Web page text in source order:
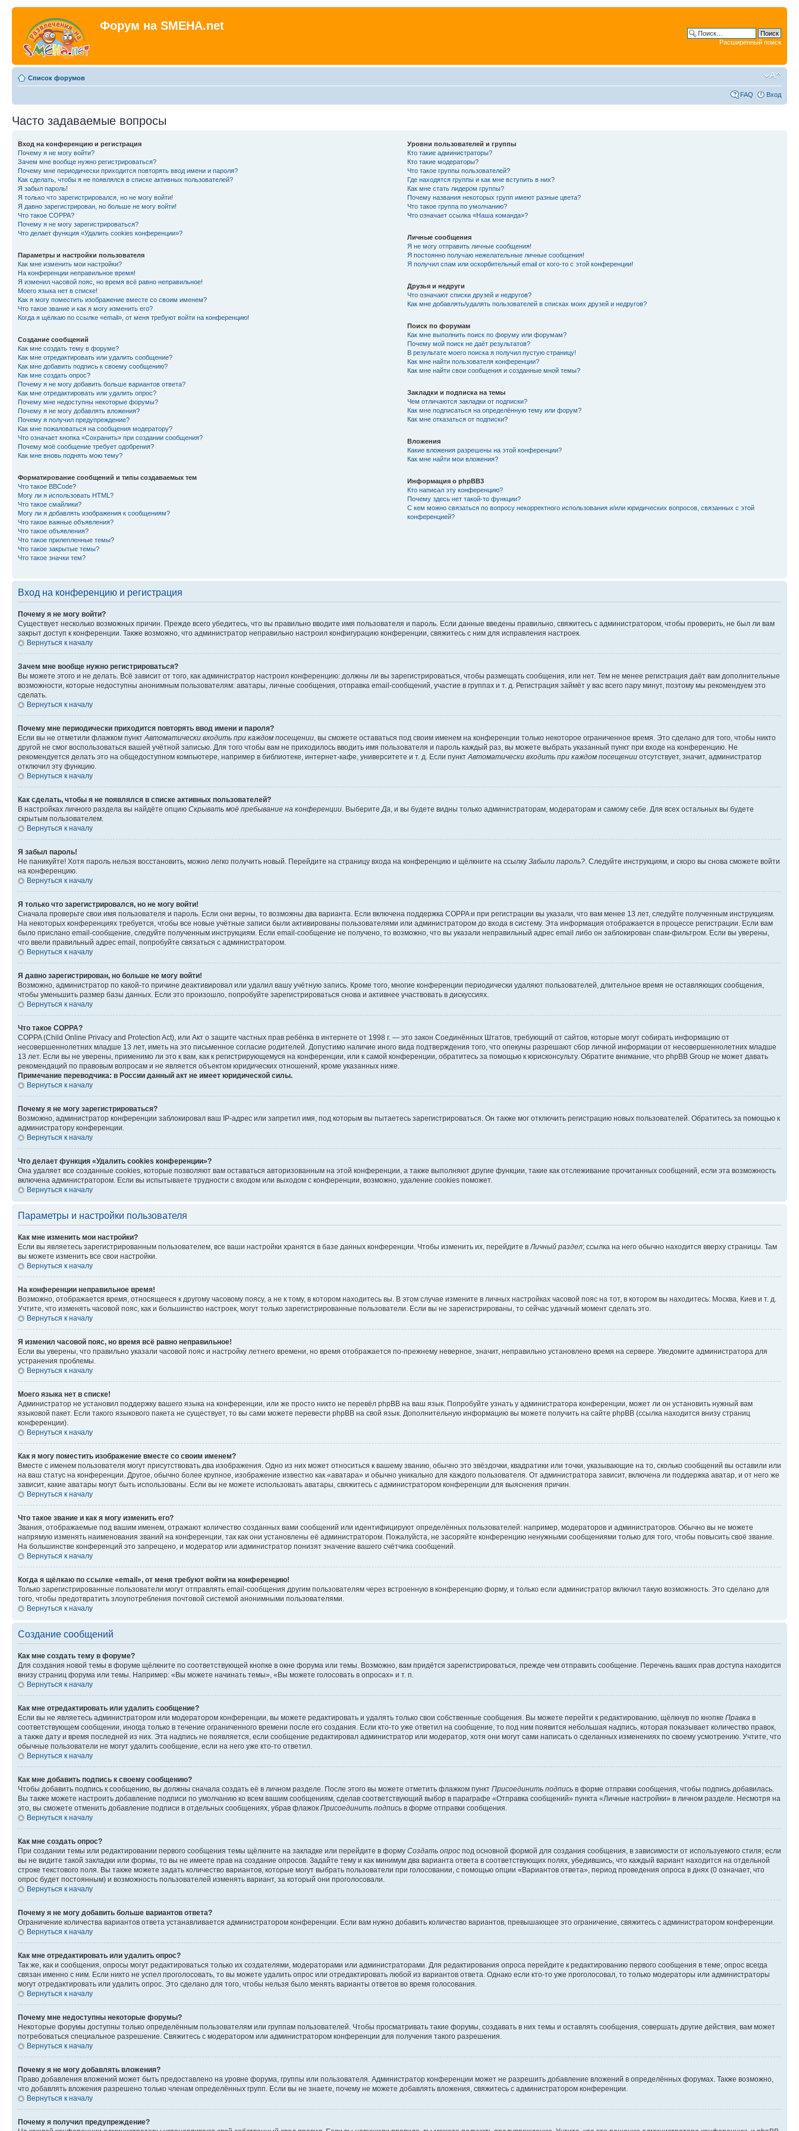
Форум на SMEHA.net
Расширенный поиск
Список форумов
FAQ Вход
Часто задаваемые вопросы
Вход на конференцию и регистрация
Почему я не могу войти?
Зачем мне вообще нужно регистрироваться?
Почему мне периодически приходится повторять ввод имени и пароля?
Как сделать, чтобы я не появлялся в списке активных пользователей?
Я забыл пароль!
Я только что зарегистрировался, но не могу войти!
Я давно зарегистрирован, но больше не могу войти!
Что такое COPPA?
Почему я не могу зарегистрироваться?
Что делает функция «Удалить cookies конференции»?
Параметры и настройки пользователя
Как мне изменить мои настройки?
На конференции неправильное время!
Я изменил часовой пояс, но время всё равно неправильное!
Моего языка нет в списке!
Как я могу поместить изображение вместе со своим именем?
Что такое звание и как я могу изменить его?
Когда я щёлкаю по ссылке «email», от меня требуют войти на конференцию!
Создание сообщений
Как мне создать тему в форуме?
Как мне отредактировать или удалить сообщение?
Как мне добавить подпись к своему сообщению?
Как мне создать опрос?
Почему я не могу добавить больше вариантов ответа?
Как мне отредактировать или удалить опрос?
Почему мне недоступны некоторые форумы?
Почему я не могу добавлять вложения?
Почему я получил предупреждение?
Как мне пожаловаться на сообщения модератору?
Что означает кнопка «Сохранить» при создании сообщения?
Почему моё сообщение требует одобрения?
Как мне вновь поднять мою тему?
Форматирование сообщений и типы создаваемых тем
Что такое BBCode?
Могу ли я использовать HTML?
Что такое смайлики?
Могу ли я добавлять изображения к сообщениям?
Что такое важные объявления?
Что такое объявления?
Что такое прилепленные темы?
Что такое закрытые темы?
Что такое значки тем?
Уровни пользователей и группы
Кто такие администраторы?
Кто такие модераторы?
Что такое группы пользователей?
Где находятся группы и как мне вступить в них?
Как мне стать лидером группы?
Почему названия некоторых групп имеют разные цвета?
Что такое группа по умолчанию?
Что означает ссылка «Наша команда»?
Личные сообщения
Я не могу отправить личные сообщения!
Я постоянно получаю нежелательные личные сообщения!
Я получил спам или оскорбительный email от кого-то с этой конференции!
Друзья и недруги
Что означают списки друзей и недругов?
Как мне добавлять/удалять пользователей в списках моих друзей и недругов?
Поиск по форумам
Как мне выполнить поиск по форуму или форумам?
Почему мой поиск не даёт результатов?
В результате моего поиска я получил пустую страницу!
Как мне найти пользователя конференции?
Как мне найти свои сообщения и созданные мной темы?
Закладки и подписка на темы
Чем отличаются закладки от подписки?
Как мне подписаться на определённую тему или форум?
Как мне отказаться от подписки?
Вложения
Какие вложения разрешены на этой конференции?
Как мне найти мои вложения?
Информация о phpBB3
Кто написал эту конференцию?
Почему здесь нет такой-то функции?
С кем можно связаться по вопросу некорректного использования и/или юридических вопросов, связанных с этой
конференцией?
Вход на конференцию и регистрация
Почему я не могу войти?
Существует несколько возможных причин. Прежде всего убедитесь, что вы правильно вводите имя пользователя и пароль. Если данные введены правильно, свяжитесь с администратором, чтобы проверить, не был ли вам
закрыт доступ к конференции. Также возможно, что администратор неправильно настроил конфигурацию конференции, свяжитесь с ним для исправления настроек.
Вернуться к началу
Зачем мне вообще нужно регистрироваться?
Вы можете этого и не делать. Всё зависит от того, как администратор настроил конференцию: должны ли вы зарегистрироваться, чтобы размещать сообщения, или нет. Тем не менее регистрация даёт вам дополнительные
возможности, которые недоступны анонимным пользователям: аватары, личные сообщения, отправка email-сообщений, участие в группах и т. д. Регистрация займёт у вас всего пару минут, поэтому мы рекомендуем это
сделать.
Вернуться к началу
Почему мне периодически приходится повторять ввод имени и пароля?
Если вы не отметили флажком пунктАвтоматически входить при каждом посещении, вы сможете оставаться под своим именем на конференции только некоторое ограниченное время. Это сделано для того, чтобы никто
другой не смог воспользоваться вашей учётной записью. Для того чтобы вам не приходилось вводить имя пользователя и пароль каждый раз, вы можете выбрать указанный пункт при входе на конференцию. Не
рекомендуется делать это на общедоступном компьютере, например в библиотеке, интернет-кафе, университете и т. д. Если пунктАвтоматически входить при каждом посещении отсутствует, значит, администратор
отключил эту функцию.
Вернуться к началу
Как сделать, чтобы я не появлялся в списке активных пользователей?
В настройках личного раздела вы найдёте опцию Скрывать моё пребывание на конференции. ВыберитеДа, и вы будете видны только администраторам, модераторам и самому себе. Для всех остальных вы будете
скрытым пользователем.
Вернуться к началу
Я забыл пароль!
Не паникуйте! Хотя пароль нельзя восстановить, можно легко получить новый. Перейдите на страницу входа на конференцию и щёлкните на ссылку Забыли пароль?. Следуйте инструкциям, и скоро вы снова сможете войти
на конференцию.
Вернуться к началу
Я только что зарегистрировался, но не могу войти!
Сначала проверьте свои имя пользователя и пароль. Если они верны, то возможны два варианта. Если включена поддержка COPPA и при регистрации вы указали, что вам менее 13 лет, следуйте полученным инструкциям.
На некоторых конференциях требуется, чтобы все новые учётные записи были активированы пользователями или администратором до входа в систему. Эта информация отображается в процессе регистрации. Если вам
было прислано email-сообщение, следуйте полученным инструкциям. Если email-сообщение не получено, то возможно, что вы указали неправильный адрес email либо он заблокирован спам-фильтром. Если вы уверены,
что ввели правильный адрес email, попробуйте связаться с администратором.
Вернуться к началу
Я давно зарегистрирован, но больше не могу войти!
Возможно, администратор по какой-то причине деактивировал или удалил вашу учётную запись. Кроме того, многие конференции периодически удаляют пользователей, длительное время не оставляющих сообщения,
чтобы уменьшить размер базы данных. Если это произошло, попробуйте зарегистрироваться снова и активнее участвовать в дискуссиях.
Вернуться к началу
Что такое COPPA?
COPPA (Child Online Privacy and Protection Act), или Акт о защите частных прав ребёнка в интернете от 1998 г. — это закон Соединённых Штатов, требующий от сайтов, которые могут собирать информацию от
несовершеннолетних младше 13 лет, иметь на это письменное согласие родителей. Допустимо наличие иного вида подтверждения того, что опекуны разрешают сбор личной информации от несовершеннолетних младше
13 лет. Если вы не уверены, применимо ли это к вам, как к регистрирующемуся на конференции, или к самой конференции, обратитесь за помощью к юрисконсульту. Обратите внимание, что phpBB Group не может давать
рекомендаций по правовым вопросам и не является объектом юридических отношений, кроме указанных ниже.
Примечание переводчика: в России данный акт не имеет юридической силы.
Вернуться к началу
Почему я не могу зарегистрироваться?
Возможно, администратор конференции заблокировал ваш IP-адрес или запретил имя, под которым вы пытаетесь зарегистрироваться. Он также мог отключить регистрацию новых пользователей. Обратитесь за помощью к
администратору конференции.
Вернуться к началу
Что делает функция «Удалить cookies конференции»?
Она удаляет все созданные cookies, которые позволяют вам оставаться авторизованным на этой конференции, а также выполняют другие функции, такие как отслеживание прочитанных сообщений, если эта возможность
включена администратором. Если вы испытываете трудности с входом или выходом с конференции, возможно, удаление cookies поможет.
Вернуться к началу
Параметры и настройки пользователя
Как мне изменить мои настройки?
Если вы являетесь зарегистрированным пользователем, все ваши настройки хранятся в базе данных конференции. Чтобы изменить их, перейдите вЛичный раздел; ссылка на него обычно находится вверху страницы. Там
вы можете изменить все свои настройки.
Вернуться к началу
На конференции неправильное время!
Возможно, отображается время, относящееся к другому часовому поясу, а не к тому, в котором находитесь вы. В этом случае измените в личных настройках часовой пояс на тот, в котором вы находитесь: Москва, Киев и т. д.
Учтите, что изменять часовой пояс, как и большинство настроек, могут только зарегистрированные пользователи. Если вы не зарегистрированы, то сейчас удачный момент сделать это.
Вернуться к началу
Я изменил часовой пояс, но время всё равно неправильное!
Если вы уверены, что правильно указали часовой пояс и настройку летнего времени, но время отображается по-прежнему неверное, значит, неправильно установлено время на сервере. Уведомите администратора для
устранения проблемы.
Вернуться к началу
Моего языка нет в списке!
Администратор не установил поддержку вашего языка на конференции, или же просто никто не перевёл phpBB на ваш язык. Попробуйте узнать у администратора конференции, может ли он установить нужный вам
языковой пакет. Если такого языкового пакета не существует, то вы сами можете перевести phpBB на свой язык. Дополнительную информацию вы можете получить на сайте phpBB (ссылка находится внизу страниц
конференции).
Вернуться к началу
Как я могу поместить изображение вместе со своим именем?
Вместе с именем пользователя могут присутствовать два изображения. Одно из них может относиться к вашему званию, обычно это звёздочки, квадратики или точки, указывающие на то, сколько сообщений вы оставили или
на ваш статус на конференции. Другое, обычно более крупное, изображение известно как «аватара» и обычно уникально для каждого пользователя. От администратора зависит, включена ли поддержка аватар, и от него же
зависит, какие аватары могут быть использованы. Если вы не можете использовать аватары, свяжитесь с администратором конференции для выяснения причин.
Вернуться к началу
Что такое звание и как я могу изменить его?
Звания, отображаемые под вашим именем, отражают количество созданных вами сообщений или идентифицируют определённых пользователей: например, модераторов и администраторов. Обычно вы не можете
напрямую изменять наименования званий на конференции, так как они установлены её администратором. Пожалуйста, не засоряйте конференцию ненужными сообщениями только для того, чтобы повысить своё звание.
На большинстве конференций это запрещено, и модератор или администратор понизят значение вашего счётчика сообщений.
Вернуться к началу
Когда я щёлкаю по ссылке «email», от меня требуют войти на конференцию!
Только зарегистрированные пользователи могут отправлять email-сообщения другим пользователям через встроенную в конференцию форму, и только если администратор включил такую возможность. Это сделано для
того, чтобы предотвратить злоупотребления почтовой системой анонимными пользователями.
Вернуться к началу
Создание сообщений
Как мне создать тему в форуме?
Для создания новой темы в форуме щёлкните по соответствующей кнопке в окне форума или темы. Возможно, вам придётся зарегистрироваться, прежде чем отправить сообщение. Перечень ваших прав доступа находится
внизу страниц форума или темы. Например: «Вы можете начинать темы», «Вы можете голосовать в опросах» и т. п.
Вернуться к началу
Как мне отредактировать или удалить сообщение?
Если вы не являетесь администратором или модератором конференции, вы можете редактировать и удалять только свои собственные сообщения. Вы можете перейти к редактированию, щёлкнув по кнопке Правка в
соответствующем сообщении, иногда только в течение ограниченного времени после его создания. Если кто-то уже ответил на сообщение, то под ним появится небольшая надпись, которая показывает количество правок,
а также дату и время последней из них. Эта надпись не появляется, если сообщение редактировал администратор или модератор, хотя они могут сами написать о сделанных изменениях по своему усмотрению. Учтите, что
обычные пользователи не могут удалить сообщение, если на него уже кто-то ответил.
Вернуться к началу
Как мне добавить подпись к своему сообщению?
Чтобы добавить подпись к сообщению, вы должны сначала создать её в личном разделе. После этого вы можете отметить флажком пункт Присоединить подпись в форме отправки сообщения, чтобы подпись добавилась.
Вы также можете настроить добавление подписи по умолчанию ко всем вашим сообщениям, сделав соответствующий выбор в параграфе «Отправка сообщений» пункта «Личные настройки» в личном разделе. Несмотря на
это, вы сможете отменить добавление подписи в отдельных сообщениях, убрав флажок Присоединить подпись в форме отправки сообщения.
Вернуться к началу
Как мне создать опрос?
При создании темы или редактировании первого сообщения темы щёлкните на закладке или перейдите в форму Создать опрос под основной формой для создания сообщения, в зависимости от используемого стиля; если
вы не видите такой закладки или формы, то вы не имеете прав на создание опросов. Задайте тему и как минимум два варианта ответа в соответствующих полях, убедившись, что каждый вариант находится на отдельной
строке текстового поля. Вы также можете задать количество вариантов, которые могут выбрать пользователи при голосовании, с помощью опции «Вариантов ответа», период проведения опроса в днях (0 означает, что
опрос будет постоянным) и возможность пользователей изменять вариант, за который они проголосовали.
Вернуться к началу
Почему я не могу добавить больше вариантов ответа?
Ограничение количества вариантов ответа устанавливается администратором конференции. Если вам нужно добавить количество вариантов, превышающее это ограничение, свяжитесь с администратором конференции.
Вернуться к началу
Как мне отредактировать или удалить опрос?
Так же, как и сообщения, опросы могут редактироваться только их создателями, модераторами или администраторами. Для редактирования опроса перейдите к редактированию первого сообщения в теме; опрос всегда
связан именно с ним. Если никто не успел проголосовать, то вы можете удалить опрос или отредактировать любой из вариантов ответа. Однако если кто-то уже проголосовал, то только модераторы или администраторы
могут отредактировать или удалить опрос. Это сделано для того, чтобы нельзя было менять варианты ответов во время голосования.
Вернуться к началу
Почему мне недоступны некоторые форумы?
Некоторые форумы доступны только определённым пользователям или группам пользователей. Чтобы просматривать такие форумы, создавать в них темы и оставлять сообщения, совершать другие действия, вам может
потребоваться специальное разрешение. Свяжитесь с модератором или администратором конференции для получения такого разрешения.
Вернуться к началу
Почему я не могу добавлять вложения?
Право добавления вложений может быть предоставлено на уровне форума, группы или пользователя. Администратор конференции может не разрешить добавление вложений в определённых форумах. Также возможно,
что добавлять вложения разрешено только членам определённых групп. Если вы не знаете, почему не можете добавлять вложения, свяжитесь с администратором конференции.
Вернуться к началу
Почему я получил предупреждение?